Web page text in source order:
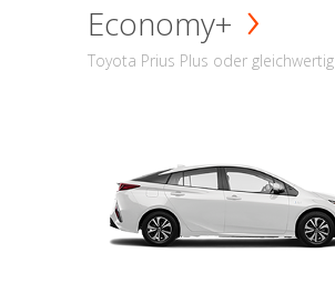
Economy+
Toyota Prius Plus oder gleichwertig